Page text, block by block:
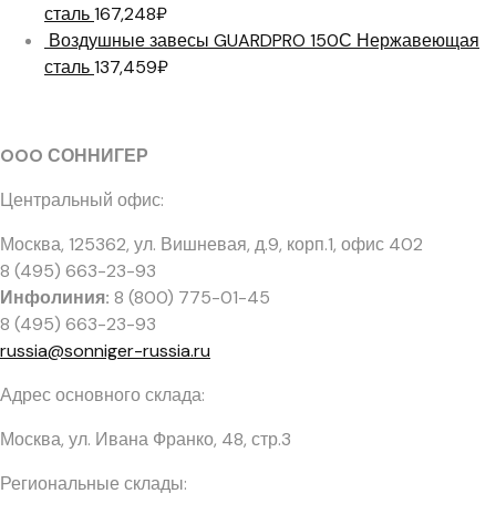
сталь167,248₽
Воздушные завесы GUARDPRO 150С Нержавеющая
сталь137,459₽
OOO СОННИГЕР
Центральный офис:
Москва, 125362, ул. Вишневая, д.9, корп.1, офис 402
8 (495) 663-23-93
Инфолиния: 8 (800) 775-01-45
8 (495) 663-23-93
russia@sonniger-russia.ru
Адрес основного склада:
Москва, ул. Ивана Франко, 48, стр.3
Региональные склады: